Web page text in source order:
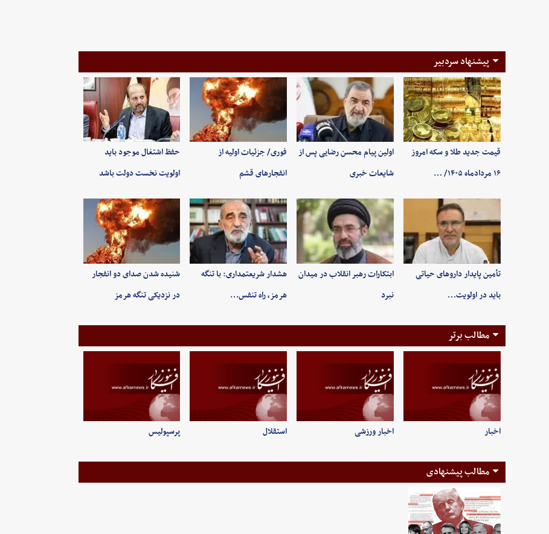
پیشنهاد سردبیر
قیمت جدید طلا و سکه امروز
۱۶ مردادماه ۱۴۰۵/ …
اولین پیام محسن رضایی پس از
شایعات خبری
فوری/ جزئیات اولیه از
انفجارهای قشم
حفظ اشتغال موجود باید
اولویت نخست دولت باشد
تأمین پایدار داروهای حیاتی
باید در اولویت…
ابتکارات رهبر انقلاب در میدان
نبرد
هشدار شریعتمداری: با تنگه
هرمز، راه تنفس…
شنیده شدن صدای دو انفجار
در نزدیکی تنگه هرمز
مطالب برتر
اخبار اخبار ورزشی استقلال پرسپولیس
مطالب پیشنهادی